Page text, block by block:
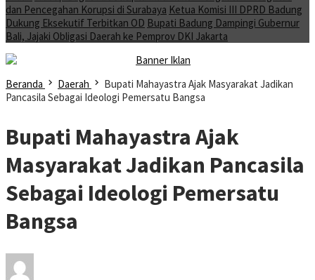
dan Pencegahan Korupsi di Surabaya Ketua Komisi III DPRD Badung
Dukung Eksekutif Terbitkan OD Bupati Badung Dampingi Gubernur
Bali, Jajaki Obligasi Daerah ke Pemprov DKI Jakarta
Beranda Daerah
Bupati Mahayastra Ajak Masyarakat Jadikan
Pancasila Sebagai Ideologi Pemersatu Bangsa
Bupati Mahayastra Ajak
Masyarakat Jadikan Pancasila
Sebagai Ideologi Pemersatu
Bangsa